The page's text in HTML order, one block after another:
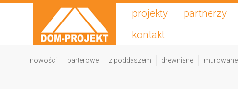
projekty partnerzy
kontakt
nowości parterowe z poddaszem drewniane murowane